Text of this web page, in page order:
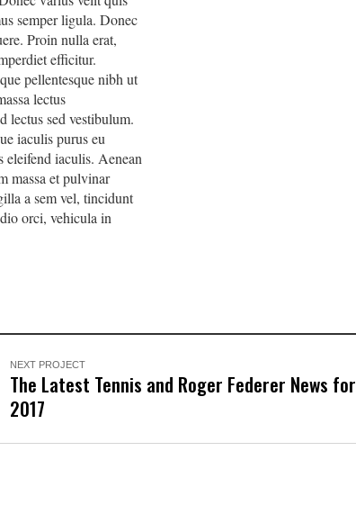
semper ligula. Donec
Proin nulla erat,
efficitur.
pellentesque nibh ut
lectus
lectus sed vestibulum.
iaculis purus eu
eleifend iaculis. Aenean
massa et pulvinar
a sem vel, tincidunt
orci, vehicula in
NEXT PROJECT
The Latest Tennis and Roger Federer News for
2017